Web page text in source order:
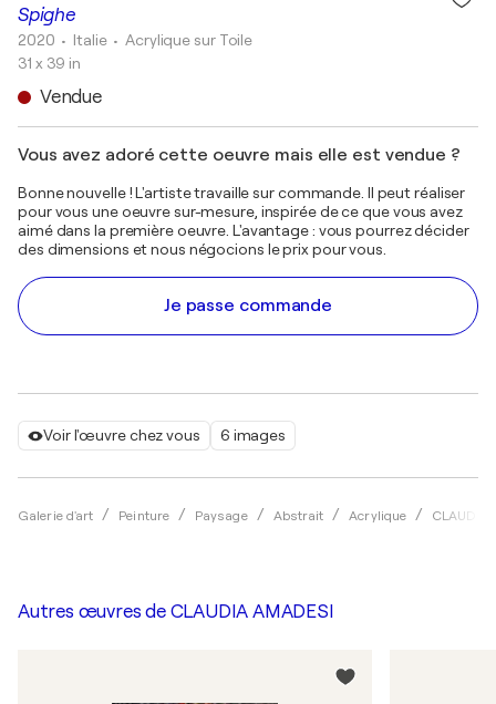
Voir l'œuvre chez vous 6 images
Galerie d'art Peinture Paysage Abstrait Acrylique CLAUDIA
Spighe
2020 • Italie •Acrylique sur Toile
31 x 39 in
Vendue
Vous avez adoré cette oeuvre mais elle est vendue ?
Bonne nouvelle ! L'artiste travaille sur commande. Il peut réaliser
pour vous une oeuvre sur-mesure, inspirée de ce que vous avez
aimé dans la première oeuvre. L'avantage : vous pourrez décider
des dimensions et nous négocions le prix pour vous.
Je passe commande
Autres œuvres de CLAUDIA AMADESI